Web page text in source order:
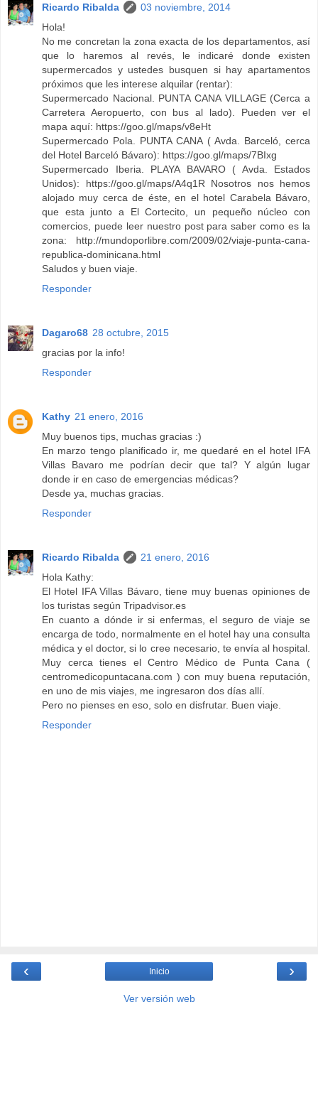
Ricardo Ribalda
03 noviembre, 2014
Hola!
No me concretan la zona exacta de los departamentos, así
que lo haremos al revés, le indicaré donde existen
supermercados y ustedes busquen si hay apartamentos
próximos que les interese alquilar (rentar):
Supermercado Nacional. PUNTA CANA VILLAGE (Cerca a
Carretera Aeropuerto, con bus al lado). Pueden ver el
mapa aquí: https://goo.gl/maps/v8eHt
Supermercado Pola. PUNTA CANA ( Avda. Barceló, cerca
del Hotel Barceló Bávaro): https://goo.gl/maps/7BIxg
Supermercado Iberia. PLAYA BAVARO ( Avda. Estados
Unidos): https://goo.gl/maps/A4q1R Nosotros nos hemos
alojado muy cerca de éste, en el hotel Carabela Bávaro,
que esta junto a El Cortecito, un pequeño núcleo con
comercios, puede leer nuestro post para saber como es la
zona: http://mundoporlibre.com/2009/02/viaje-punta-cana-
republica-dominicana.html
Saludos y buen viaje.
Responder
Dagaro68 28 octubre, 2015
gracias por la info!
Responder
Kathy 21 enero, 2016
Muy buenos tips, muchas gracias :)
En marzo tengo planificado ir, me quedaré en el hotel IFA
Villas Bavaro me podrían decir que tal? Y algún lugar
donde ir en caso de emergencias médicas?
Desde ya, muchas gracias.
Responder
Ricardo Ribalda
21 enero, 2016
Hola Kathy:
El Hotel IFA Villas Bávaro, tiene muy buenas opiniones de
los turistas según Tripadvisor.es
En cuanto a dónde ir si enfermas, el seguro de viaje se
encarga de todo, normalmente en el hotel hay una consulta
médica y el doctor, si lo cree necesario, te envía al hospital.
Muy cerca tienes el Centro Médico de Punta Cana (
centromedicopuntacana.com ) con muy buena reputación,
en uno de mis viajes, me ingresaron dos días allí.
Pero no pienses en eso, solo en disfrutar. Buen viaje.
Responder
‹ ›
Inicio
Ver versión web